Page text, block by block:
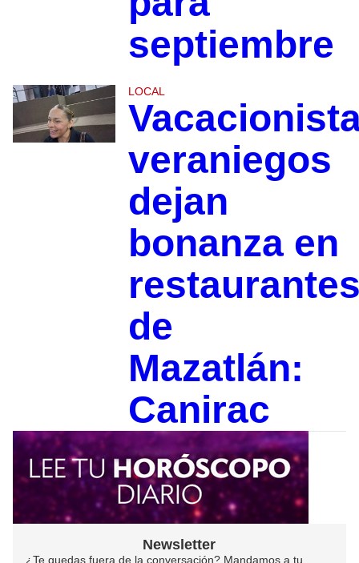
septiembre
LOCAL
veraniegos
dejan
bonanza en
de
Mazatlán:
Canirac
Newsletter
¿Te quedas fuera de la conversación? Mandamos a tu